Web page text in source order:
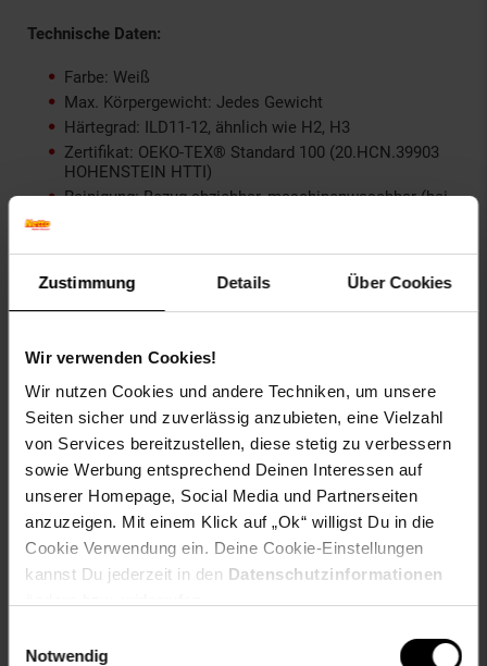
Zustimmung Details Über Cookies
Wir verwenden Cookies!
Wir nutzen Cookies und andere Techniken, um unsere
Seiten sicher und zuverlässig anzubieten, eine Vielzahl
von Services bereitzustellen, diese stetig zu verbessern
sowie Werbung entsprechend Deinen Interessen auf
unserer Homepage, Social Media und Partnerseiten
anzuzeigen. Mit einem Klick auf „Ok“ willigst Du in die
Cookie Verwendung ein. Deine Cookie-Einstellungen
kannst Du jederzeit in den Datenschutzinformationen
Notwendig
Technische Daten:
Farbe: Weiß
Max. Körpergewicht: Jedes Gewicht
Härtegrad: ILD11-12, ähnlich wie H2, H3
Zertifikat: OEKO-TEX® Standard 100 (20.HCN.39903
HOHENSTEIN HTTI)
Reinigung: Bezug abziehbar, maschinenwaschbar (bei
Geeignet für: Erwachsene, Jugendliche, Kinder, für alle
Schlafpositionen (Bauch-, Rücken-, Seitenlage)
Einsatzorte: Schlafzimmer, Boxspringbett, Kinderbett,
umfunktionieren)
Materialzusammensetzung:
Material Schaum: 100 % Polyurethan, Schaumstoff,
MDI 30 Memory Schaum, 7 Liegezonen
Material Topperbezug: Textil, 100 % Polyester-Strick
(atmungsaktiv, hautfreundlich, für Allergiker geeignet,
antibakteriell, verringert Staubmilben), rutschfester
Stoff auf Unterseite
Abmessungen (ca.-Angaben):
Maße (BxL): 90 x 200 cm